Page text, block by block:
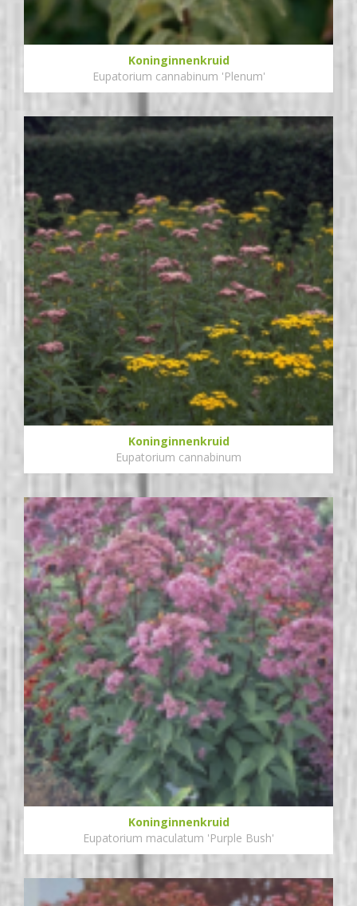
Koninginnenkruid
Eupatorium cannabinum 'Plenum'
Koninginnenkruid
Eupatorium cannabinum
Koninginnenkruid
Eupatorium maculatum 'Purple Bush'